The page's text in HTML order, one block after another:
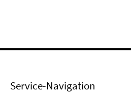
Service-Navigation